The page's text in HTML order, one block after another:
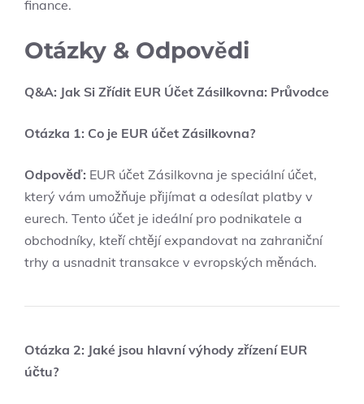
finance.
Otázky & Odpovědi
Q&A: Jak Si Zřídit EUR Účet Zásilkovna: Průvodce
Otázka 1: Co je EUR účet Zásilkovna?
Odpověď: EUR účet Zásilkovna je speciální účet,
který vám umožňuje přijímat a odesílat platby v
eurech. Tento účet je ideální pro podnikatele a
obchodníky, kteří chtějí expandovat na zahraniční
trhy a usnadnit transakce v evropských měnách.
Otázka 2: Jaké jsou hlavní výhody zřízení EUR
účtu?